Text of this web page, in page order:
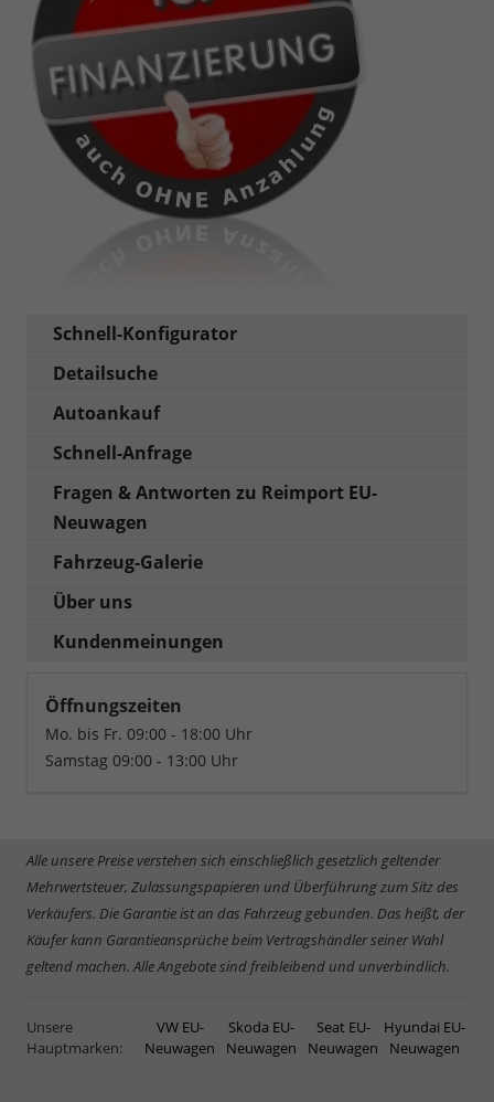
Schnell-Konfigurator
Detailsuche
Autoankauf
Schnell-Anfrage
Fragen & Antworten zu Reimport EU-
Neuwagen
Fahrzeug-Galerie
Über uns
Kundenmeinungen
Öffnungszeiten
Mo. bis Fr. 09:00 - 18:00 Uhr
Samstag 09:00 - 13:00 Uhr
Alle unsere Preise verstehen sich einschließlich gesetzlich geltender
Mehrwertsteuer, Zulassungspapieren und Überführung zum Sitz des
Verkäufers. Die Garantie ist an das Fahrzeug gebunden. Das heißt, der
Käufer kann Garantieansprüche beim Vertragshändler seiner Wahl
geltend machen. Alle Angebote sind freibleibend und unverbindlich.
Unsere
Hauptmarken:
VW EU-
Neuwagen
Skoda EU-
Neuwagen
Seat EU-
Neuwagen
Hyundai EU-
Neuwagen